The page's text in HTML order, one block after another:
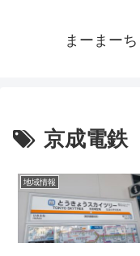
まーまー
京成電鉄
地域情報